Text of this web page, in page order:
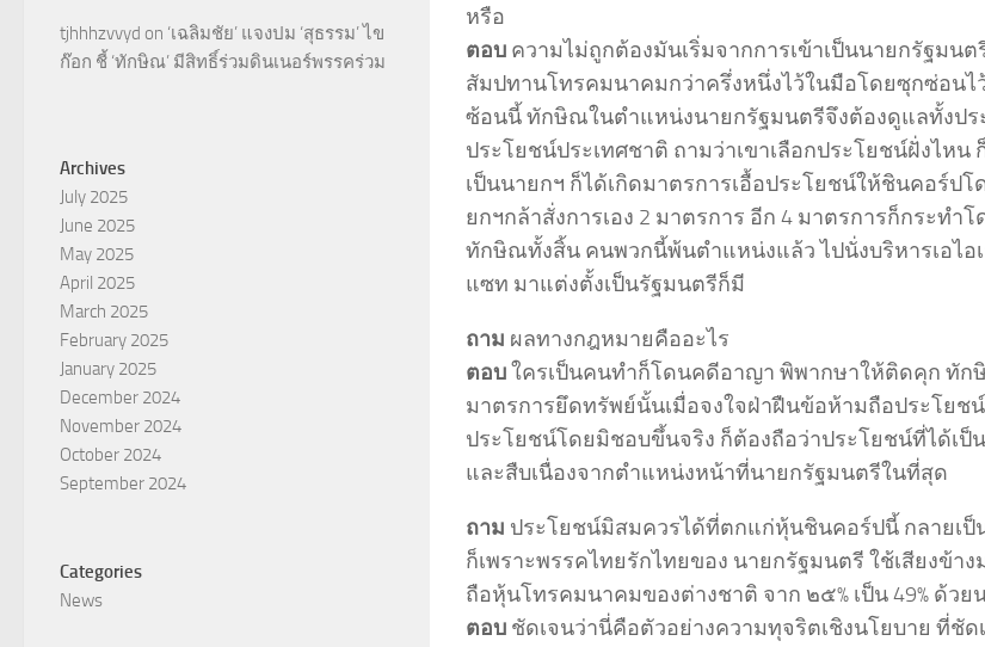
หรือ
ตอบ ความไม่ถูกต้องมันเริ่มจากการเข้าเป็นนายกรัฐมน
สัมปทานโทรคมนาคมกว่าครึ่งหนึ่งไว้ในมือโดยซุกซ่อน
ซ้อนนี้ ทักษิณในตำแหน่งนายกรัฐมนตรีจึงต้องดูแลทั้งป
ประโยชน์ประเทศชาติ ถามว่าเขาเลือกประโยชน์ฝั่งไหน
เป็นนายกฯ ก็ได้เกิดมาตรการเอื้อประโยชน์ให้ชินคอร์ป
ยกฯกล้าสั่งการเอง 2 มาตรการ อีก 4 มาตรการก็กระทำ
ทักษิณทั้งสิ้น คนพวกนี้พ้นตำแหน่งแล้ว ไปนั่งบริหารเอไอ
แซท มาแต่งตั้งเป็นรัฐมนตรีก็มี
ถาม ผลทางกฎหมายคืออะไร
ตอบใครเป็นคนทำก็โดนคดีอาญา พิพากษาให้ติดคุก ทั
มาตรการยึดทรัพย์นั้นเมื่อจงใจฝ่าฝืนข้อห้ามถือประโยช
ประโยชน์โดยมิชอบขึ้นจริง ก็ต้องถือว่าประโยชน์ที่ได้เ
และสืบเนื่องจากตำแหน่งหน้าที่นายกรัฐมนตรีในที่สุด
ถาม ประโยชน์มิสมควรได้ที่ตกแก่หุ้นชินคอร์ปนี้ กลายเป็
ก็เพราะพรรคไทยรักไทยของ นายกรัฐมนตรี ใช้เสียงข้า
ถือหุ้นโทรคมนาคมของต่างชาติ จาก ๒๕% เป็น 49% ด้วย
ตอบ ชัดเจนว่านี่คือตัวอย่างความทุจริตเชิงนโยบาย ที่ชั
tjhhhzvvyd on ‘เฉลิมชัย’ แจงปม ‘สุธรรม’ ไข
ก๊อก ชี้ ‘ทักษิณ’ มีสิทธิ์ร่วมดินเนอร์พรรคร่วม
Archives
July 2025
June 2025
May 2025
April 2025
March 2025
February 2025
January 2025
December 2024
November 2024
October 2024
September 2024
Categories
News